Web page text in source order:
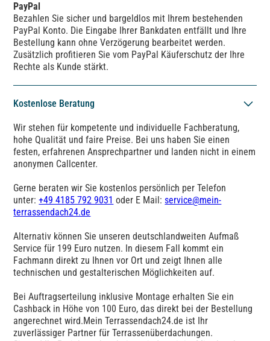
PayPal
Bezahlen Sie sicher und bargeldlos mit Ihrem bestehenden
PayPal Konto. Die Eingabe Ihrer Bankdaten entfällt und Ihre
Bestellung kann ohne Verzögerung bearbeitet werden.
Zusätzlich profitieren Sie vom PayPal Käuferschutz der Ihre
Rechte als Kunde stärkt.
Kostenlose Beratung
Wir stehen für kompetente und individuelle Fachberatung,
hohe Qualität und faire Preise. Bei uns haben Sie einen
festen, erfahrenen Ansprechpartner und landen nicht in einem
anonymen Callcenter.
Gerne beraten wir Sie kostenlos persönlich per Telefon
unter:+49 4185 792 9031 oder E Mail:service@mein-
terrassendach24.de
Alternativ können Sie unseren deutschlandweiten Aufmaß
Service für 199 Euro nutzen. In diesem Fall kommt ein
Fachmann direkt zu Ihnen vor Ort und zeigt Ihnen alle
technischen und gestalterischen Möglichkeiten auf.
Bei Auftragserteilung inklusive Montage erhalten Sie ein
Cashback in Höhe von 100 Euro, das direkt bei der Bestellung
angerechnet wird.Mein Terrassendach24.de ist Ihr
zuverlässiger Partner für Terrassenüberdachungen.